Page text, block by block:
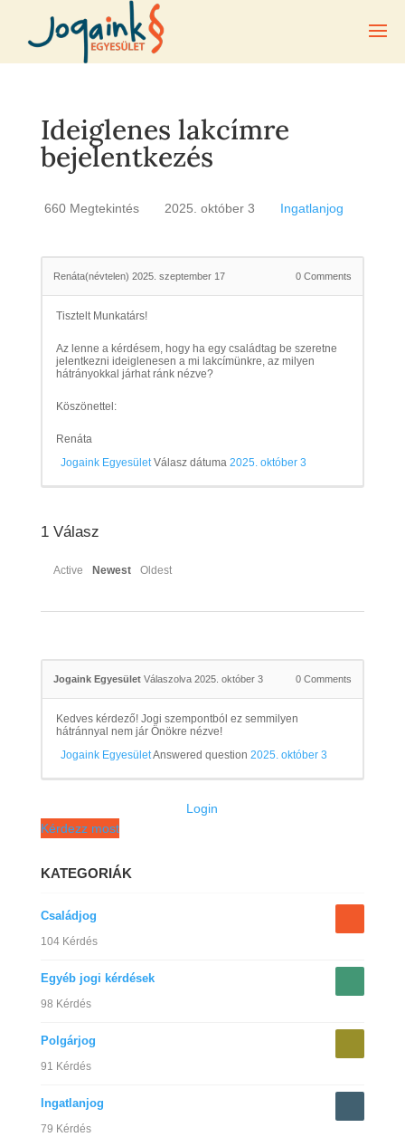
Ideiglenes lakcímre
bejelentkezés
660 Megtekintés 2025. október 3 Ingatlanjog
Renáta(névtelen) 2025. szeptember 17 0 Comments
Tisztelt Munkatárs!
Az lenne a kérdésem, hogy ha egy családtag be szeretne
jelentkezni ideiglenesen a mi lakcímünkre, az milyen
hátrányokkal járhat ránk nézve?
Köszönettel:
Renáta
Jogaink EgyesületVálasz dátuma 2025. október 3
1Válasz
Active Newest Oldest
Jogaink Egyesület Válaszolva 2025. október 3 0 Comments
Kedves kérdező! Jogi szempontból ez semmilyen
hátránnyal nem jár Önökre nézve!
Jogaink EgyesületAnswered question 2025. október 3
Login
Kérdezz most
KATEGORIÁK
Családjog
104 Kérdés
Egyéb jogi kérdések
98 Kérdés
Polgárjog
91 Kérdés
Ingatlanjog
79 Kérdés